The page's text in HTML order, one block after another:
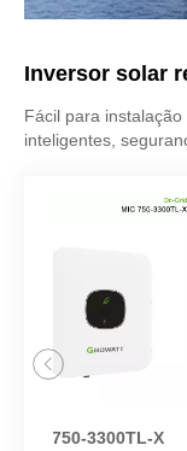
Inversor solar
Fácil para
inteligentes,
MIC 750-3300TL-X